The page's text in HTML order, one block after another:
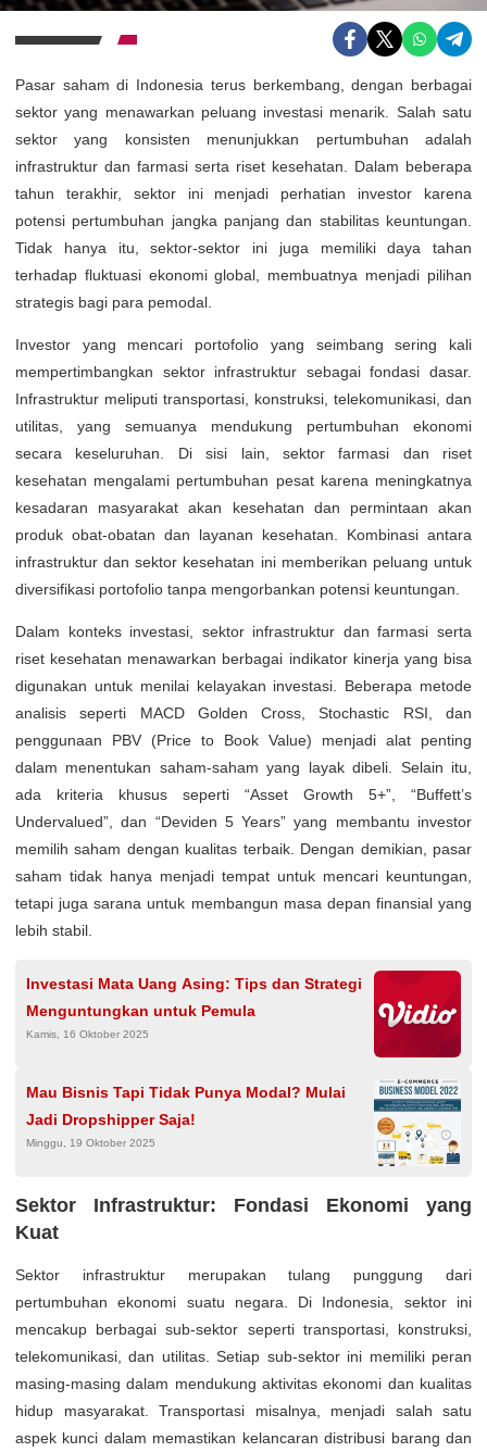
Pasar saham di Indonesia terus berkembang, dengan berbagai
sektor yang menawarkan peluang investasi menarik. Salah satu
sektor yang konsisten menunjukkan pertumbuhan adalah
infrastruktur dan farmasi serta riset kesehatan. Dalam beberapa
tahun terakhir, sektor ini menjadi perhatian investor karena
potensi pertumbuhan jangka panjang dan stabilitas keuntungan.
Tidak hanya itu, sektor-sektor ini juga memiliki daya tahan
terhadap fluktuasi ekonomi global, membuatnya menjadi pilihan
strategis bagi para pemodal.
Investor yang mencari portofolio yang seimbang sering kali
mempertimbangkan sektor infrastruktur sebagai fondasi dasar.
Infrastruktur meliputi transportasi, konstruksi, telekomunikasi, dan
utilitas, yang semuanya mendukung pertumbuhan ekonomi
secara keseluruhan. Di sisi lain, sektor farmasi dan riset
kesehatan mengalami pertumbuhan pesat karena meningkatnya
kesadaran masyarakat akan kesehatan dan permintaan akan
produk obat-obatan dan layanan kesehatan. Kombinasi antara
infrastruktur dan sektor kesehatan ini memberikan peluang untuk
diversifikasi portofolio tanpa mengorbankan potensi keuntungan.
Dalam konteks investasi, sektor infrastruktur dan farmasi serta
riset kesehatan menawarkan berbagai indikator kinerja yang bisa
digunakan untuk menilai kelayakan investasi. Beberapa metode
analisis seperti MACD Golden Cross, Stochastic RSI, dan
penggunaan PBV (Price to Book Value) menjadi alat penting
dalam menentukan saham-saham yang layak dibeli. Selain itu,
ada kriteria khusus seperti “Asset Growth 5+”, “Buffett’s
Undervalued”, dan “Deviden 5 Years” yang membantu investor
memilih saham dengan kualitas terbaik. Dengan demikian, pasar
saham tidak hanya menjadi tempat untuk mencari keuntungan,
tetapi juga sarana untuk membangun masa depan finansial yang
lebih stabil.
Investasi Mata Uang Asing: Tips dan Strategi
Menguntungkan untuk Pemula
Kamis, 16 Oktober 2025
Mau Bisnis Tapi Tidak Punya Modal? Mulai
Jadi Dropshipper Saja!
Minggu, 19 Oktober 2025
Sektor Infrastruktur: Fondasi Ekonomi yang
Kuat
Sektor infrastruktur merupakan tulang punggung dari
pertumbuhan ekonomi suatu negara. Di Indonesia, sektor ini
mencakup berbagai sub-sektor seperti transportasi, konstruksi,
telekomunikasi, dan utilitas. Setiap sub-sektor ini memiliki peran
masing-masing dalam mendukung aktivitas ekonomi dan kualitas
hidup masyarakat. Transportasi misalnya, menjadi salah satu
aspek kunci dalam memastikan kelancaran distribusi barang dan